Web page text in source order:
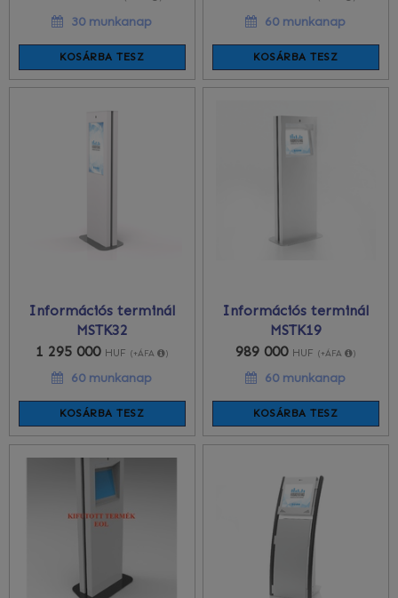
30 munkanap
KOSÁRBA TESZ
60 munkanap
KOSÁRBA TESZ
Információs terminál
MSTK32
1 295 000 HUF (+ÁFA )
60 munkanap
KOSÁRBA TESZ
Információs terminál
MSTK19
989 000 HUF (+ÁFA )
60 munkanap
KOSÁRBA TESZ